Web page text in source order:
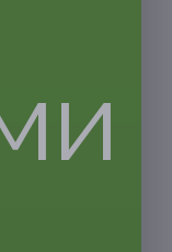
Emi, Olea
телефону;
переносе